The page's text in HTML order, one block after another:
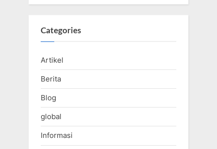
Categories
Artikel
Berita
Blog
global
Informasi